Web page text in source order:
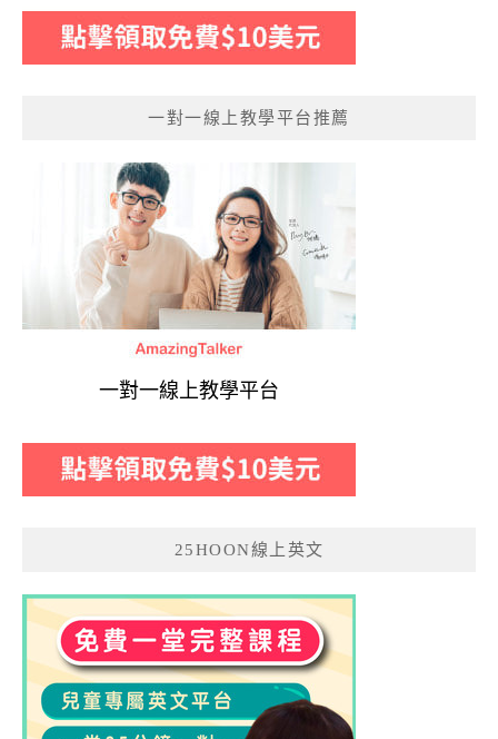
一對一線上教學平台推薦
一對一線上教學平台
25HOON線上英文